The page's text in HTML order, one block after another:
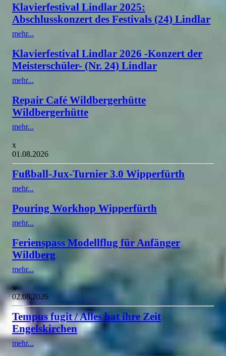
Klavierfestival Lindlar 2025:
Abschlusskonzert des Festivals (24) Lindlar
mehr...
Klavierfestival Lindlar 2026 -Konzert der
Meisterschüler- (Nr. 24) Lindlar
mehr...
Repair Café Wildbergerhütte
Wildbergerhütte
mehr...
x
01.08.2026
Fußball-Jux-Turnier 3.0 Wipperfürth
mehr...
Pouring Workhop Wipperfürth
mehr...
Ferienspass Modellflug für Anfänger
Wildberg
mehr...
x
02.08.2026
Tempus fugit / Alles hat ihre Zeit
Engelskirchen
mehr...